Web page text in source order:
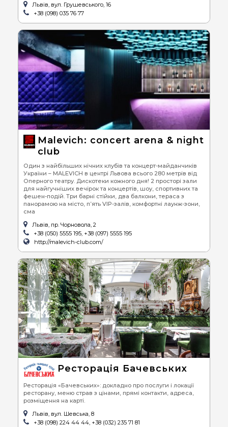
Львів, вул. Грушевського, 16
+38 (098) 035 76 77
Malevich: concert arena & night
club
Один з найбільших нічних клубів та концерт-майданчиків
України – MALEVICH в центрі Львова всього 280 метрів від
Оперного театру. Дискотеки кожного дня! 2 просторі зали
для найгучніших вечірок та концертів, шоу, спортивних та
фешен-подій. Три барні стійки, два балкони, тераса з
панорамою на місто, п’ять VIP-залів, комфортні лаунж-зони,
сма
Львів, пр. Чорновола, 2
+38 (050) 5555 195, +38 (097) 5555 195
http://malevich-club.com/
Ресторація Бачевських
Ресторація «Бачевських»: докладно про послуги і локації
ресторану, меню страв з цінами, прямі контакти, адреса,
розміщення на карті.
Львів, вул. Шевська, 8
+38 (098) 224 44 44, +38 (032) 235 71 81